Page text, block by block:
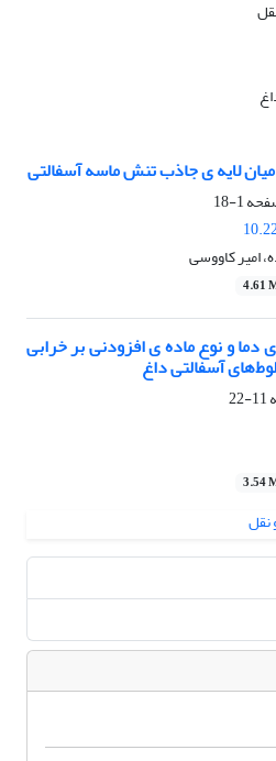
لایه ی جاذب تنش ماسه آسفالتی
1-18
امیر کاووسی
4.61
دما و نوع ماده‏ ی افزودنی بر خرابی‏
آسفالتی داغ
11-22
3.54